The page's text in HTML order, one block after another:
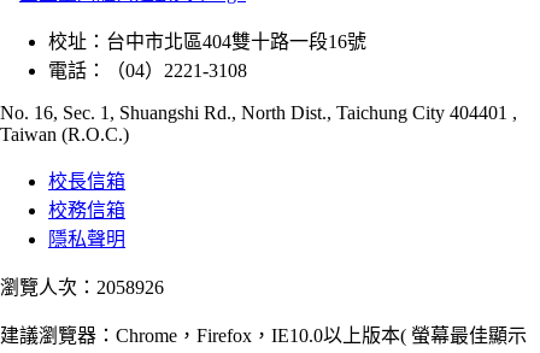
校址： 台中市北區404雙十路一段16號
電話：
（04）2221-3108
No. 16, Sec. 1, Shuangshi Rd., North Dist., Taichung City 404401 ,
Taiwan (R.O.C.)
校長信箱
校務信箱
隱私聲明
瀏覽人次：2058926
建議瀏覽器：Chrome，Firefox，IE10.0以上版本( 螢幕最佳顯示